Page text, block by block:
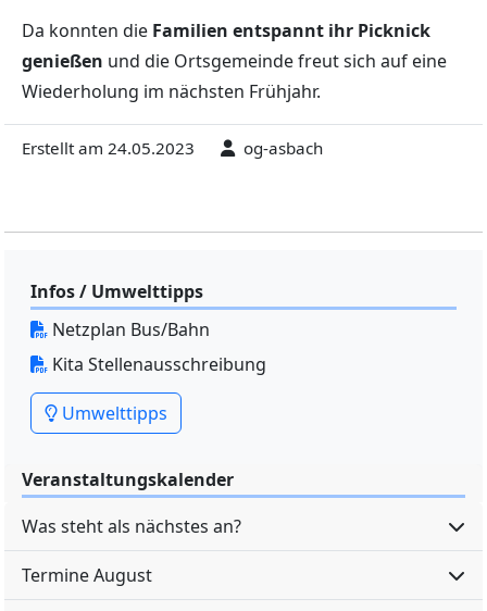
Da konnten die Familien entspannt ihr Picknick
genießen und die Ortsgemeinde freut sich auf eine
Wiederholung im nächsten Frühjahr.
Erstellt am 24.05.2023 og-asbach
Infos / Umwelttipps
Netzplan Bus/Bahn
Kita Stellenausschreibung
Umwelttipps
Veranstaltungskalender
Was steht als nächstes an?
Termine August